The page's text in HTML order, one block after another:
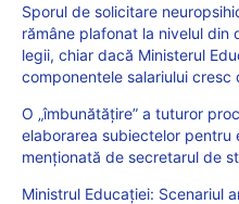
Sporul de solicitare
rămâne plafonat la nivelul
legii, chiar dacă Ministerul
componentele salariului cresc
O „îmbunătățire” a tuturor
elaborarea subiectelor pentru
menționată de secretarul de
Ministrul Educației: Scenariul